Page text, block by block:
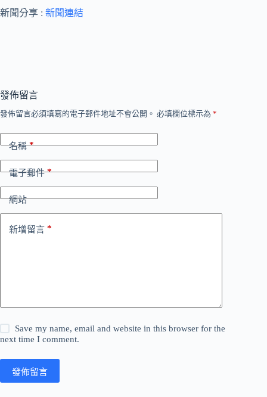
新聞分享 : 新聞連結
發佈留言
發佈留言必須填寫的電子郵件地址不會公開。 必填欄位標示為 *
名稱*
電子郵件*
網站
新增留言 *
Save my name, email and website in this browser for the
next time I comment.
發佈留言